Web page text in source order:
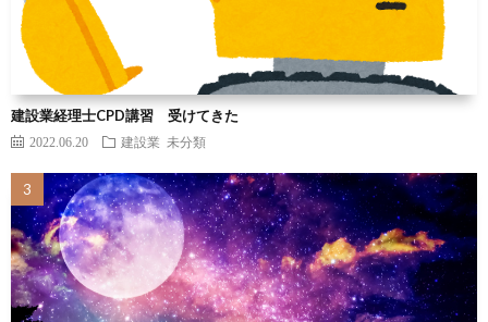
建設業経理士CPD講習 受けてきた
2022.06.20 建設業 未分類